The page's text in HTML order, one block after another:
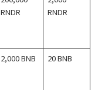
RNDR
RNDR
2,000 BNB 20 BNB